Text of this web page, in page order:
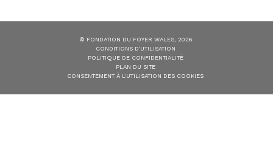
© FONDATION DU FOYER WALES, 2026
CONDITIONS D'UTILISATION
POLITIQUE DE CONFIDENTIALITÉ
PLAN DU SITE
CONSENTEMENT À L'UTILISATION DES COOKIES